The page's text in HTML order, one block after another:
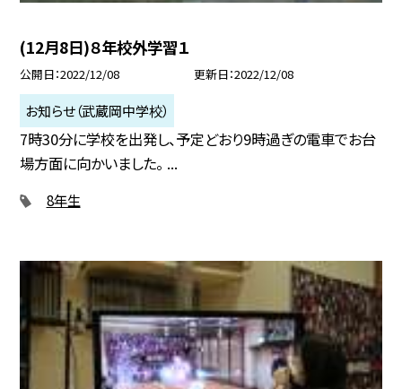
(12月8日)８年校外学習１
公開日 2022/12/08 更新日 2022/12/08
お知らせ（武蔵岡中学校）
7時30分に学校を出発し、予定どおり9時過ぎの電車でお台
場方面に向かいました。 ...
8年生